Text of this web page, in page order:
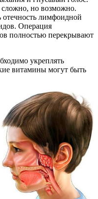
сложно, но возможно.
отечность лимфоидной
Операция
полностью перекрывают
укреплять
витамины могут быть